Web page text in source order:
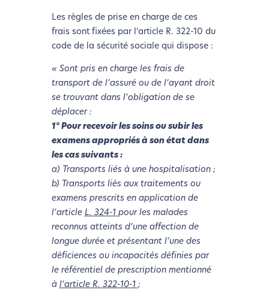
Les règles de prise en charge de ces
frais sont fixées par l’article R. 322-10 du
code de la sécurité sociale qui dispose :
« Sont pris en charge les frais de
transport de l’assuré ou de l’ayant droit
se trouvant dans l’obligation de se
déplacer :
1° Pour recevoir les soins ou subir les
examens appropriés à son état dans
les cas suivants :
a) Transports liés à une hospitalisation ;
b) Transports liés aux traitements ou
examens prescrits en application de
l’article L. 324-1 pour les malades
reconnus atteints d’une affection de
longue durée et présentant l’une des
déficiences ou incapacités définies par
le référentiel de prescription mentionné
à l’article R. 322-10-1 ;